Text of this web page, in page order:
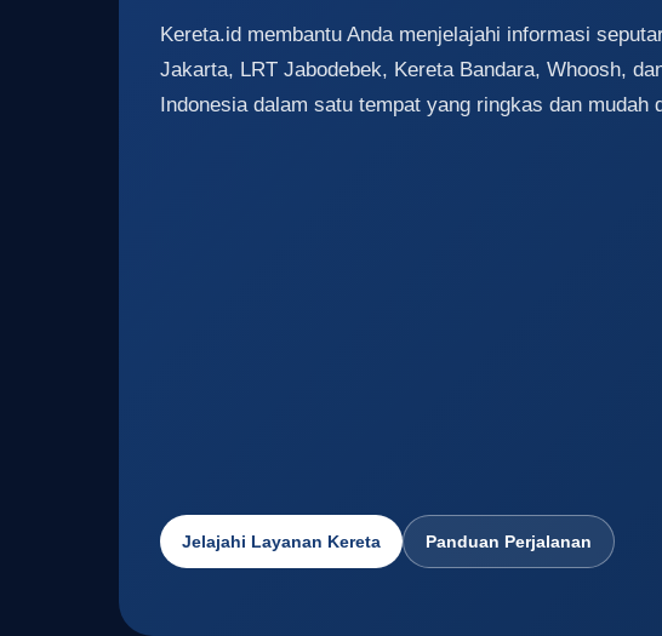
Kereta.id membantu Anda menjelajahi informasi
Jakarta, LRT Jabodebek, Kereta Bandara, Whoosh,
Indonesia dalam satu tempat yang ringkas dan mudah
Jelajahi Layanan Kereta Panduan Perjalanan